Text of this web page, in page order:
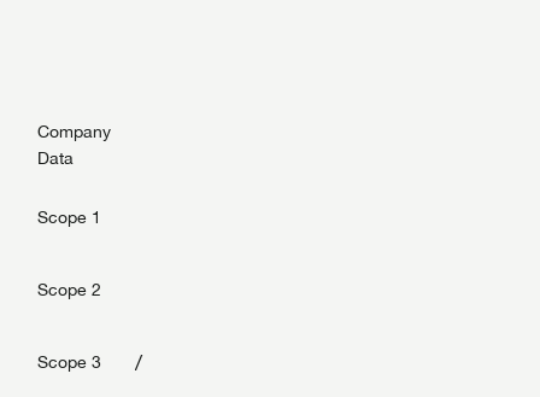
Company
Data
Scope 1
Scope 2
/
Scope 3